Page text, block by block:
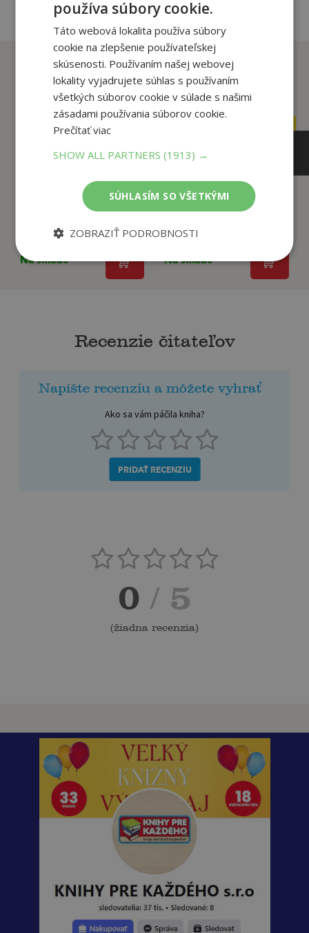
Zákazníci, ktorí si kúpili
tento produkt si tiež kúpili
5,65€
Klobúčik hop -
autor neuvedený
Na sklade
Pexeso hygiena 64ks
autor neuvedený
Na sklade
Recenzie čitateľov
Napíšte recenziu a môžete vyhrať
Ako sa vám páčila kniha?
PRIDAŤ RECENZIU
0 / 5
(žiadna recenzia)
používa súbory cookie.
Táto webová lokalita používa súbory
cookie na zlepšenie používateľskej
skúsenosti. Používaním našej webovej
lokality vyjadrujete súhlas s používaním
všetkých súborov cookie v súlade s našimi
zásadami používania súborov cookie.
Prečítať viac
SHOW ALL PARTNERS(1913) →
SÚHLASÍM SO VŠETKÝMI
ZOBRAZIŤ PODROBNOSTI